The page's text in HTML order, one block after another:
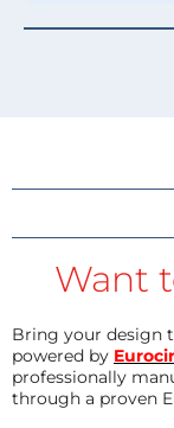
Want
Bring your design
powered by
professionally
through a proven